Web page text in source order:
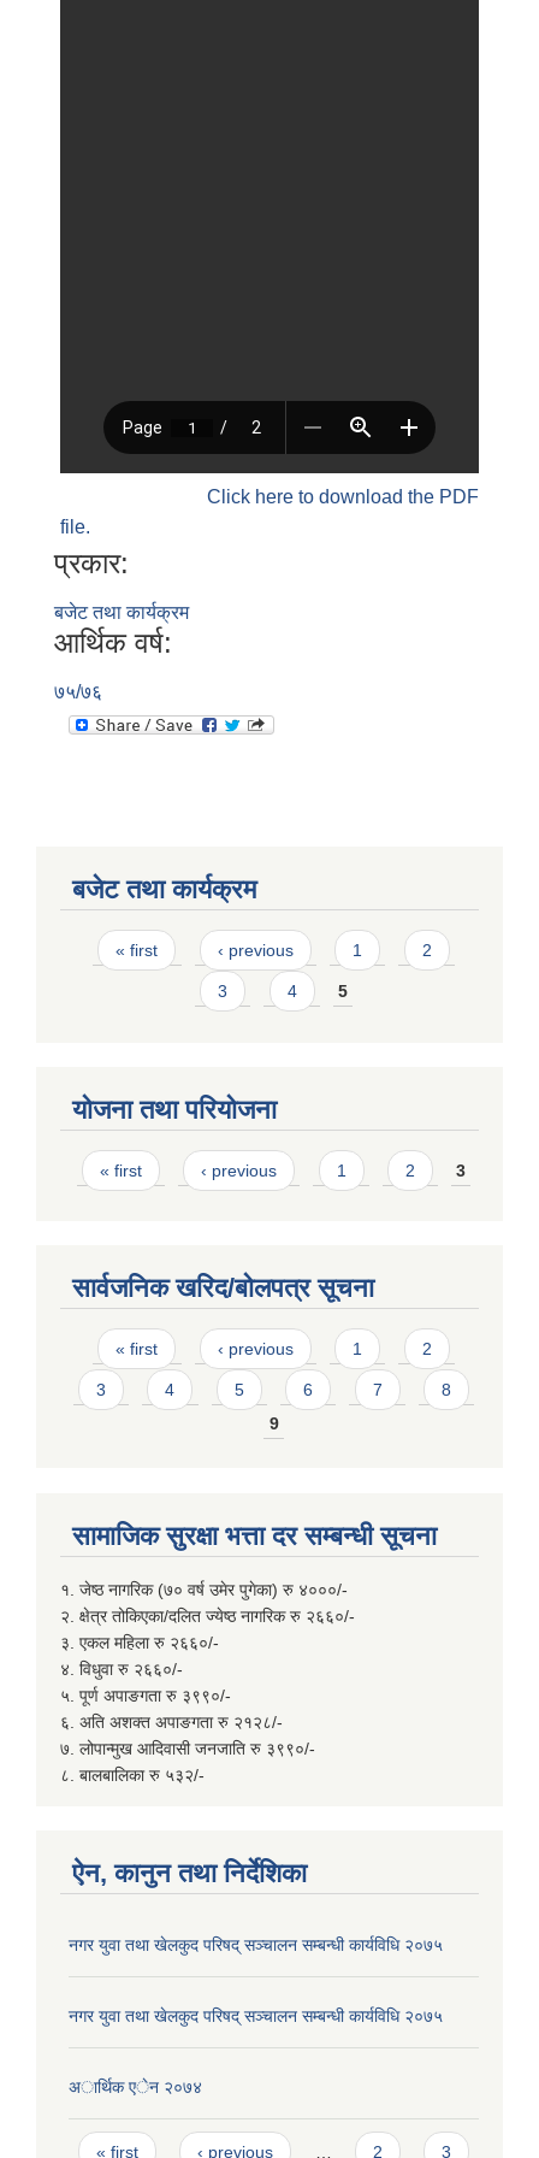
Click here to download the PDF
file.
प्रकार:
बजेट तथा कार्यक्रम
आर्थिक वर्ष:
७५/७६
बजेट तथा कार्यक्रम
Pages
« first ‹ previous 1 2
3 4 5
योजना तथा परियोजना
Pages
« first ‹ previous 1 2 3
सार्वजनिक खरिद/बोलपत्र सूचना
Pages
« first ‹ previous 1 2
3 4 5 6 7
8
9
सामाजिक सुरक्षा भत्ता दर सम्बन्धी सूचना
१. जेष्ठ नागरिक (७० वर्ष उमेर पुगेका) रु ४०००/-
२. क्षेत्र तोकिएका/दलित ज्येष्ठ नागरिक रु २६६०/-
३. एकल महिला रु २६६०/-
४. विधुवा रु २६६०/-
५. पूर्ण अपाङगता रु ३९९०/-
६. अति अशक्त अपाङगता रु २१२८/-
७. लोपान्मुख आदिवासी जनजाति रु ३९९०/-
८. बालबालिका रु ५३२/-
ऐन, कानुन तथा निर्देशिका
नगर युवा तथा खेलकुद परिषद् सञ्चालन सम्बन्धी कार्यविधि २०७५
नगर युवा तथा खेलकुद परिषद् सञ्चालन सम्बन्धी कार्यविधि २०७५
अार्थिक एेन २०७४
« first ‹ previous … 2 3